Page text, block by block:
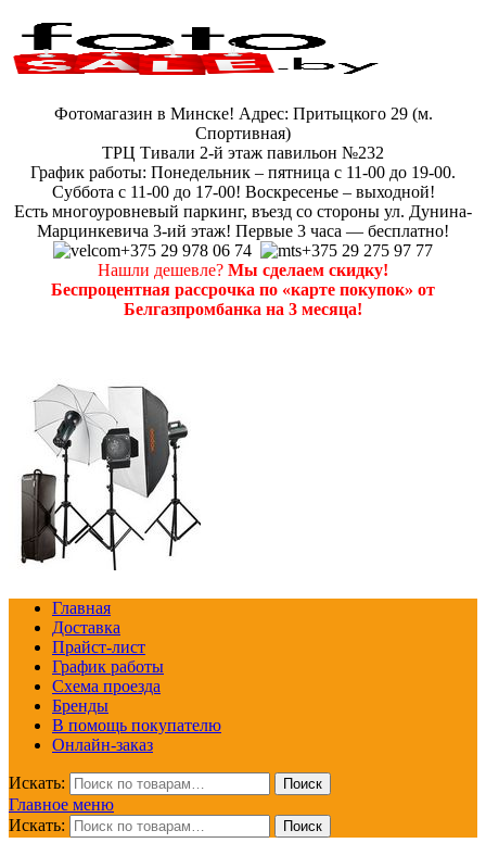
Фотомагазин в Минске! Адрес: Притыцкого 29 (м.
Спортивная)
ТРЦ Тивали 2-й этаж павильон №232
График работы: Понедельник – пятница с 11-00 до 19-00.
Суббота с 11-00 до 17-00! Воскресенье – выходной!
Есть многоуровневый паркинг, въезд со стороны ул. Дунина-
Марцинкевича 3-ий этаж! Первые 3 часа — бесплатно!
+375 29 978 06 74
+375 29 275 97 77
Нашли дешевле? Мы сделаем скидку!
Беспроцентная рассрочка по «карте покупок» от
Белгазпромбанка на 3 месяца!
Главная
Доставка
Прайст-лист
График работы
Схема проезда
Бренды
В помощь покупателю
Онлайн-заказ
Искать: Поиск
Главное меню
Искать:
Поиск